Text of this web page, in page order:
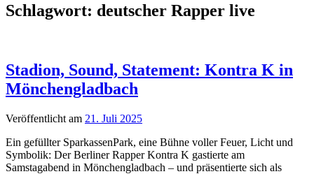
Schlagwort: deutscher Rapper live
Stadion, Sound, Statement: Kontra K in
Mönchengladbach
Veröffentlicht am 21. Juli 2025
Ein gefüllter SparkassenPark, eine Bühne voller Feuer, Licht und
Symbolik: Der Berliner Rapper Kontra K gastierte am
Samstagabend in Mönchengladbach – und präsentierte sich als